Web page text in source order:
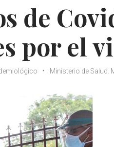
de
por el
Ministerio de Salud.